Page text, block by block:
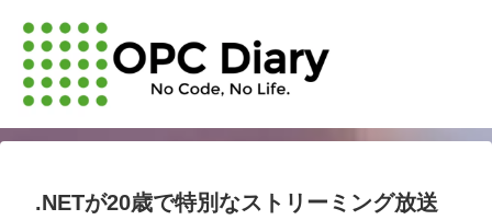
.NETが20歳で特別なストリーミング放送